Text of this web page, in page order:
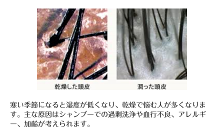
寒い季節になると湿度が低くなり、乾燥で悩む人が多くなりま
す。主な原因はシャンプーでの過剰洗浄や血行不良、アレルギ
ー、加齢が考えられます。